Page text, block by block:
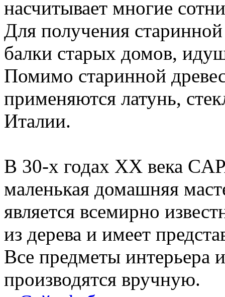
насчитывает многие
Для получения
балки старых домов,
Помимо старинной
применяются латунь,
Италии.
В 30-х годах XX века
маленькая домашняя
является всемирно
из дерева и имеет
Все предметы интерьера
производятся вручную.